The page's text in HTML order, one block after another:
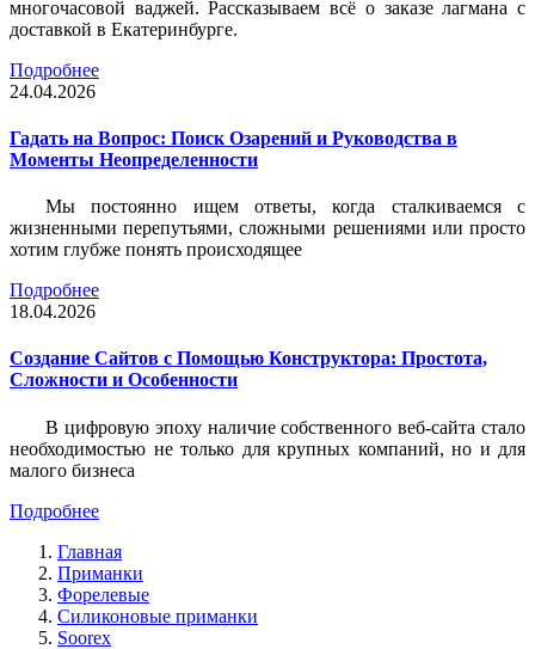
многочасовой ваджей. Рассказываем всё о заказе лагмана с
доставкой в Екатеринбурге.
Подробнее
24.04.2026
Гадать на Вопрос: Поиск Озарений и Руководства в
Моменты Неопределенности
Мы постоянно ищем ответы, когда сталкиваемся с
жизненными перепутьями, сложными решениями или просто
хотим глубже понять происходящее
Подробнее
18.04.2026
Создание Сайтов с Помощью Конструктора: Простота,
Сложности и Особенности
В цифровую эпоху наличие собственного веб-сайта стало
необходимостью не только для крупных компаний, но и для
малого бизнеса
Подробнее
Главная
Приманки
Форелевые
Силиконовые приманки
Soorex